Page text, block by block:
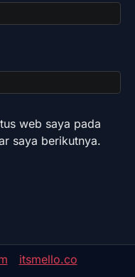
web saya pada
saya berikutnya.
itsmello.co